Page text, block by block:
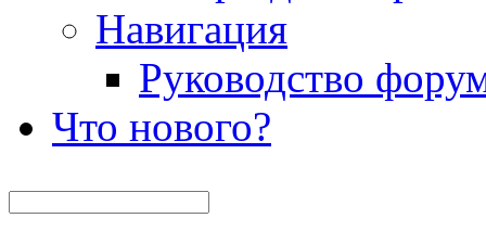
Навигация
Руководство
Что нового?